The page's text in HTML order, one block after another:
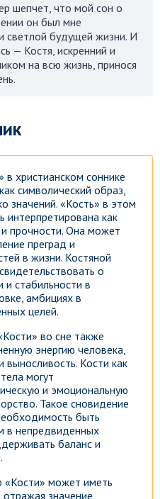
уже
шепчет, что мой сон о
он был мне
светлой будущей жизни. И
— Костя, искренний и
на всю жизнь, принося
христианском соннике
символический образ,
значений. «Кость» в этом
интерпретирована как
прочности. Она может
преград и
в жизни. Костяной
о
стабильности в
амбициях в
целей.
во сне также
энергию человека,
выносливость. Кости как
могут
и эмоциональную
Такое сновидение
быть
в непредвиденных
баланс и
«Кости» может иметь
значение